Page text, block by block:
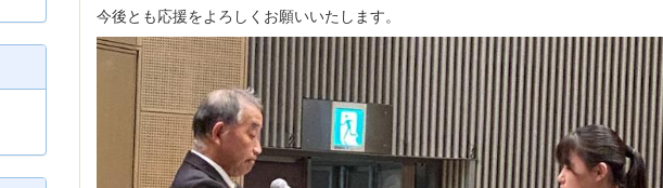
今後とも応援をよろしくお願いいたします。